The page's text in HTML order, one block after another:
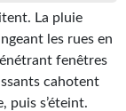
La pluie
les rues en
fenêtres
cahotent
puis s’éteint.